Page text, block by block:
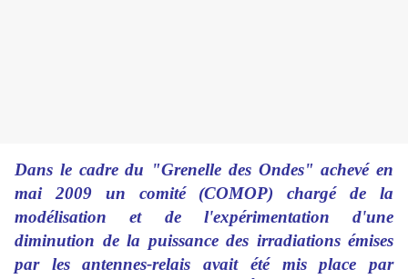
Dans le cadre du "Grenelle des Ondes" achevé en
mai 2009 un comité (COMOP) chargé de la
modélisation et de l'expérimentation d'une
diminution de la puissance des irradiations émises
par les antennes-relais avait été mis place par